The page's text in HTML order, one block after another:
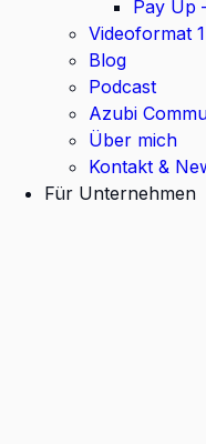
Pay Up
Videoformat
Blog
Podcast
Azubi
Über mich
Kontakt &
Für Unternehmen